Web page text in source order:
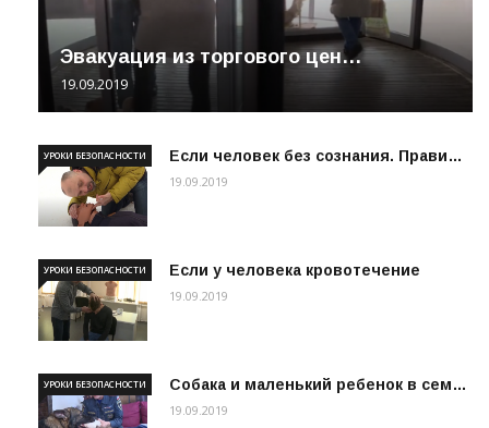
Эвакуация из торгового цен…
19.09.2019
Если человек без сознания. Прави…
УРОКИ БЕЗОПАСНОСТИ
19.09.2019
Если у человека кровотечение
УРОКИ БЕЗОПАСНОСТИ
19.09.2019
Собака и маленький ребенок в сем…
УРОКИ БЕЗОПАСНОСТИ
19.09.2019